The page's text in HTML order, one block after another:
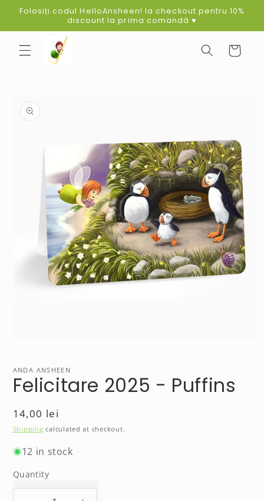
Skip to
content
Folosiți codul HelloAnsheen! la checkout pentru 10%
discount la prima comandă ♥
Cart
product
information
in
modal
ANDA ANSHEEN
Felicitare 2025 - Puffins
Regular
price
14,00 lei
Shipping calculated at checkout.
12 in stock
Quantity